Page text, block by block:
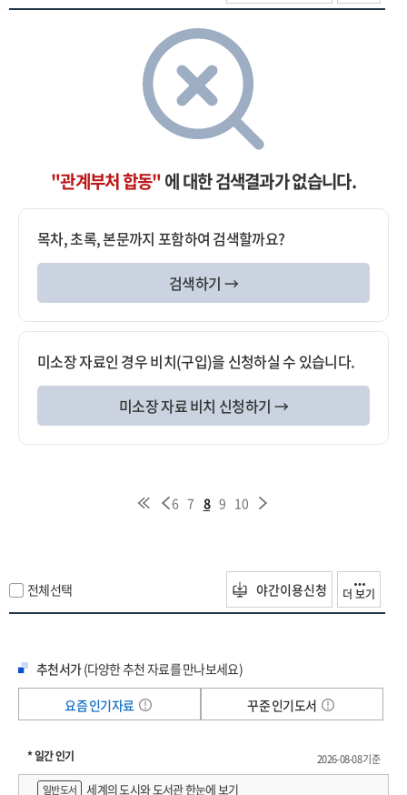
"관계부처 합동"에 대한 검색결과가 없습니다.
목차, 초록, 본문까지 포함하여 검색할까요?
검색하기 →
미소장 자료인 경우 비치(구입)을 신청하실 수 있습니다.
미소장 자료 비치 신청하기 →
6 7 8 9 10
전체선택 야간이용신청 더 보기
추천서가(다양한 추천 자료를 만나보세요)
요즘 인기자료
꾸준 인기도서
* 일간 인기
2026-08-08 기준
일반도서
세계의 도시와 도서관 한눈에 보기